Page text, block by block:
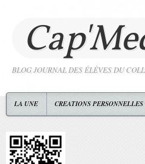
BLOG JOURNAL DES ÉLÈVES DU
LA UNE CREATIONS PERSONNELLES